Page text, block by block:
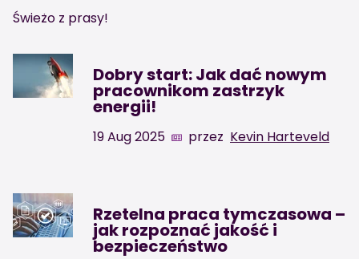
Świeżo z prasy!
Dobry start: Jak dać nowym
pracownikom zastrzyk
energii!
19 Aug 2025 przez Kevin Harteveld
Rzetelna praca tymczasowa –
jak rozpoznać jakość i
bezpieczeństwo